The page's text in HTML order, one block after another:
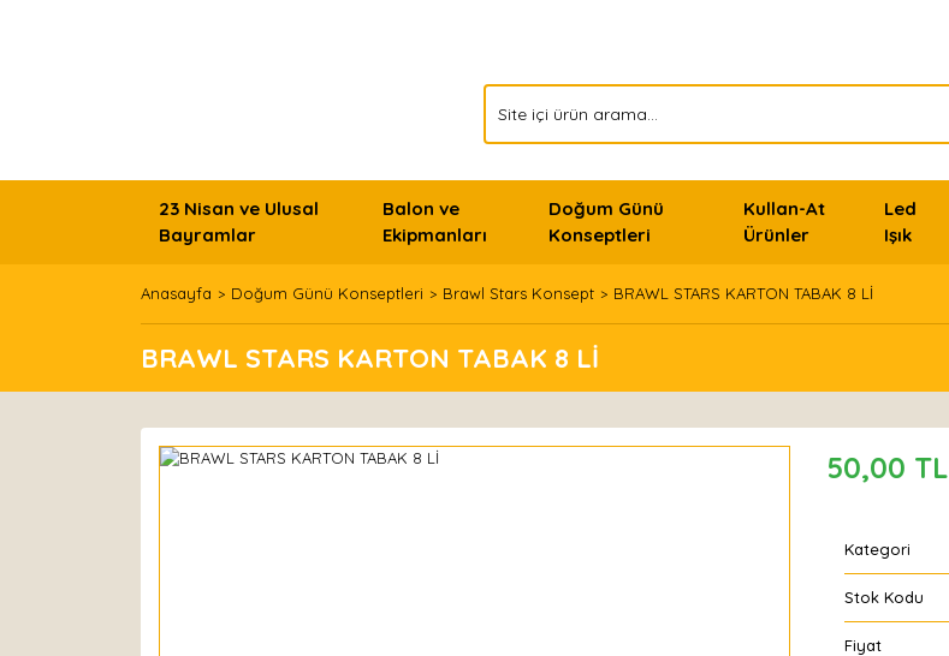
23 Nisan ve Ulusal
Bayramlar
Balon ve
Ekipmanları
Doğum Günü
Konseptleri
Kullan-At
Ürünler
Led
Işık
Anasayfa Doğum Günü Konseptleri Brawl Stars Konsept BRAWL STARS KARTON TABAK 8 Lİ
BRAWL STARS KARTON TABAK 8 Lİ
50,00 TL
Kategori
Stok Kodu
Fiyat